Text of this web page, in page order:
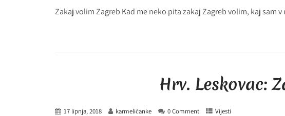
Zakaj volim Zagreb Kad me neko pita zakaj Zagreb volim, kaj sam
Hrv. Leskovac:
17 lipnja, 2018 karmelićanke 0 Comment Vijesti